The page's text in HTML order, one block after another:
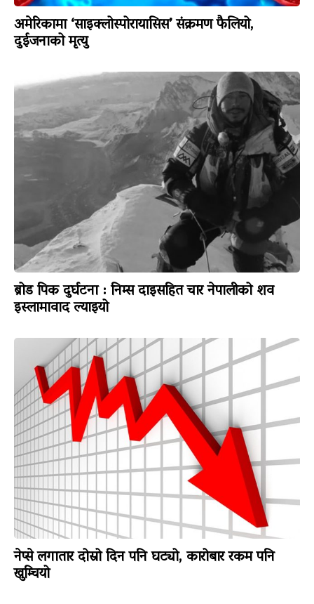
अमेरिकामा ‘साइक्लोस्पोरायासिस’ संक्रमण फैलियो,
दुईजनाको मृत्यु
ब्रोड पिक दुर्घटना : निम्स दाइसहित चार नेपालीको शव
इस्लामावाद ल्याइयो
नेप्से लगातार दोस्रो दिन पनि घट्यो, कारोबार रकम पनि
खुम्चियो